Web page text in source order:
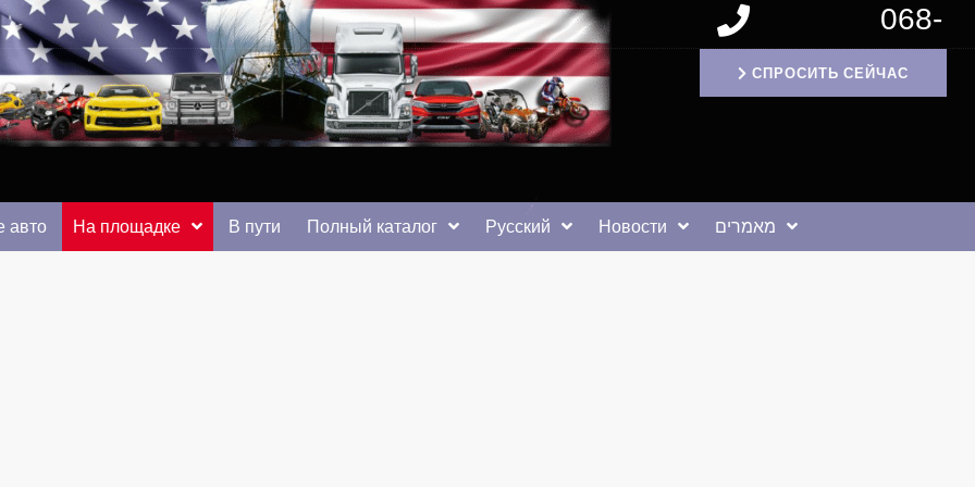
от auto.km.ua
068-
1171994
СПРОСИТЬ СЕЙЧАС
авто На площадке В пути Полный каталог Русский Новости מאמרים